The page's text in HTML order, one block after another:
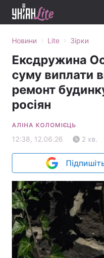
Новини › Lite › Зірки
Ексдружина
суму виплати
ремонт
росіян
АЛІНА КОЛОМІЄЦЬ
12:38, 12.06.26 2 хв.